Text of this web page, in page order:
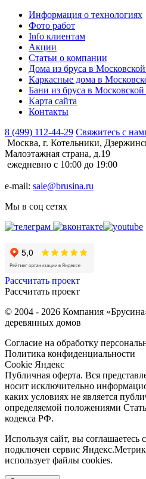
Информация о технологиях
Фото работ
Info клиентам
Акции
Статьи о компании
Дома из бруса в Московской
Каркасные дома в
Бани из бруса в Московской
Карта сайта
Контакты
8 (499) 112-44-29 Свяжитесь с
Москва, г. Котельники,
Малоэтажная страна, д.19
ежедневно с 10:00 до 19:00
e-mail: sale@brusina.ru
Мы в соц сетях
Рассчитать проект
Рассчитать проект
© 2004 - 2026 Компания
деревянных домов
Согласие на обработку
Политика конфиденциальности
Cookie Яндекс
Публичная оферта. Вся
носит исключительно
каких условиях не является
определяемой положениями
кодекса РФ.
Используя сайт, вы соглашаетесь
подключен сервис
использует файлы cookies.